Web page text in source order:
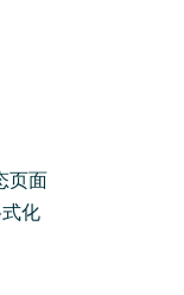
页面
化